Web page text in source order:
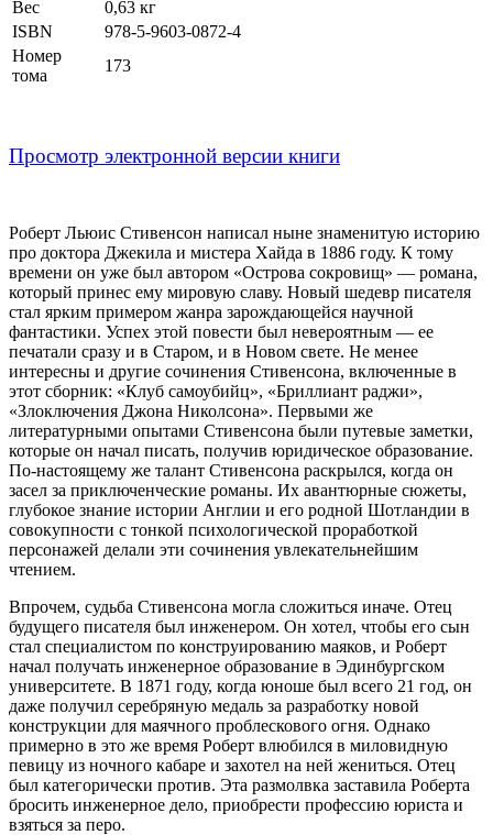
Вес
0,63 кг
ISBN
978-5-9603-0872-4
Номер
тома
173
Просмотр электронной версии книги
Роберт Льюис Стивенсон написал ныне знаменитую историю
про доктора Джекила и мистера Хайда в 1886 году. К тому
времени он уже был автором «Острова сокровищ» — романа,
который принес ему мировую славу. Новый шедевр писателя
стал ярким примером жанра зарождающейся научной
фантастики. Успех этой повести был невероятным — ее
печатали сразу и в Старом, и в Новом свете. Не менее
интересны и другие сочинения Стивенсона, включенные в
этот сборник: «Клуб самоубийц», «Бриллиант раджи»,
«Злоключения Джона Николсона». Первыми же
литературными опытами Стивенсона были путевые заметки,
которые он начал писать, получив юридическое образование.
По-настоящему же талант Стивенсона раскрылся, когда он
засел за приключенческие романы. Их авантюрные сюжеты,
глубокое знание истории Англии и его родной Шотландии в
совокупности с тонкой психологической проработкой
персонажей делали эти сочинения увлекательнейшим
чтением.
Впрочем, судьба Стивенсона могла сложиться иначе. Отец
будущего писателя был инженером. Он хотел, чтобы его сын
стал специалистом по конструированию маяков, и Роберт
начал получать инженерное образование в Эдинбургском
университете. В 1871 году, когда юноше был всего 21 год, он
даже получил серебряную медаль за разработку новой
конструкции для маячного проблескового огня. Однако
примерно в это же время Роберт влюбился в миловидную
певицу из ночного кабаре и захотел на ней жениться. Отец
был категорически против. Эта размолвка заставила Роберта
бросить инженерное дело, приобрести профессию юриста и
взяться за перо.